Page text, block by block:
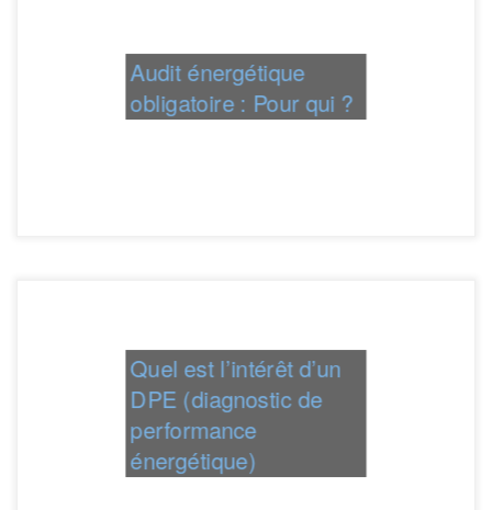
Audit énergétique
obligatoire : Pour qui ?
Quel est l’intérêt d’un
DPE (diagnostic de
performance
énergétique)